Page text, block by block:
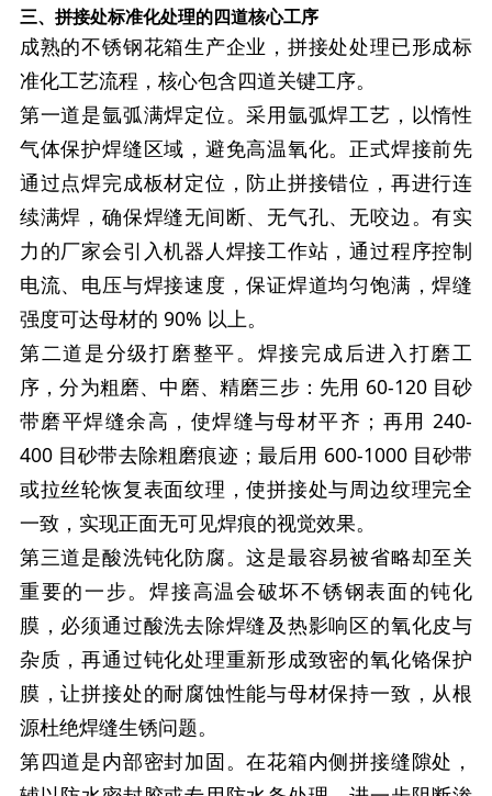
三、拼接处标准化处理的四道核心工序
成熟的不锈钢花箱生产企业，拼接处处理已形成标
准化工艺流程，核心包含四道关键工序。
第一道是氩弧满焊定位。采用氩弧焊工艺，以惰性
气体保护焊缝区域，避免高温氧化。正式焊接前先
通过点焊完成板材定位，防止拼接错位，再进行连
续满焊，确保焊缝无间断、无气孔、无咬边。有实
力的厂家会引入机器人焊接工作站，通过程序控制
电流、电压与焊接速度，保证焊道均匀饱满，焊缝
强度可达母材的 90% 以上。
第二道是分级打磨整平。焊接完成后进入打磨工
序，分为粗磨、中磨、精磨三步：先用 60-120 目砂
带磨平焊缝余高，使焊缝与母材平齐；再用 240-
400 目砂带去除粗磨痕迹；最后用 600-1000 目砂带
或拉丝轮恢复表面纹理，使拼接处与周边纹理完全
一致，实现正面无可见焊痕的视觉效果。
第三道是酸洗钝化防腐。这是最容易被省略却至关
重要的一步。焊接高温会破坏不锈钢表面的钝化
膜，必须通过酸洗去除焊缝及热影响区的氧化皮与
杂质，再通过钝化处理重新形成致密的氧化铬保护
膜，让拼接处的耐腐蚀性能与母材保持一致，从根
源杜绝焊缝生锈问题。
第四道是内部密封加固。在花箱内侧拼接缝隙处，